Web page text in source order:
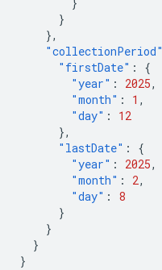
}
},
"collectionPeriod"
"firstDate" :
{
"year" : 2025,
"month" : 1 ,
"day" :
12
},
"lastDate" :
{
"year" : 2025,
"month" : 2,
"day" :
8
}
}
}
}